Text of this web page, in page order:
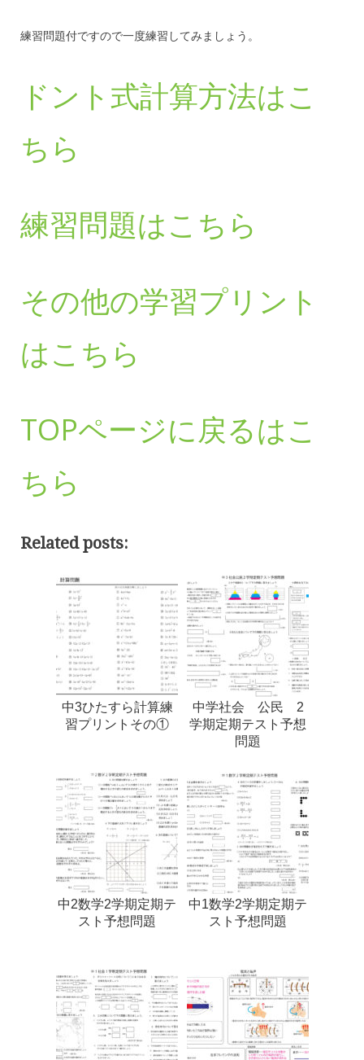
練習問題付ですので一度練習してみましょう。
ドント式計算方法はこ
ちら
練習問題はこちら
その他の学習プリント
はこちら
TOPページに戻るはこ
ちら
Related posts:
中3ひたすら計算練
習プリントその①
中学社会 公民 2
学期定期テスト予想
問題
中2数学2学期定期テ
スト予想問題
中1数学2学期定期テ
スト予想問題